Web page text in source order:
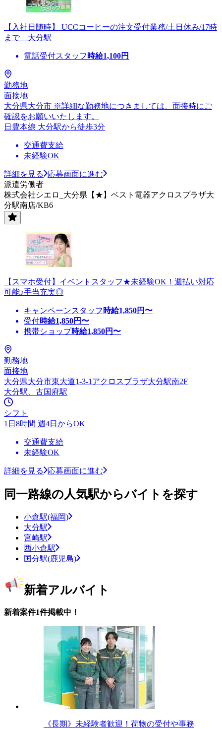
【入社日随時】 UCCコーヒーの注文受付業務/土日休み/17時
まで 大分駅
電話受付スタッフ 時給1,100円
勤務地
面接地
大分県大分市 ※詳細な勤務地につきましては、面接時にご
確認をお願いいたします。
日豊本線 大分駅から徒歩3分
交通費支給
未経験OK
詳細を見る
応募画面に進む
派遣労働者
株式会社シエロ_大分県【★】ベスト電器アクロスプラザ大
分駅南店/KB6
【スマホ受付】イベントスタッフ★未経験OK！週払い対応
可能♪手当充実◎
キャンペーンスタッフ 時給1,850円〜
受付時給1,850円〜
携帯ショップ時給1,850円〜
勤務地
面接地
大分県大分市東大道1-3-1アクロスプラザ大分駅南2F
大分駅、古国府駅
シフト
1日8時間 週4日からOK
交通費支給
未経験OK
詳細を見る 応募画面に進む
同一路線の人気駅からバイトを探す
小倉駅(福岡)
大分駅
宮崎駅
西小倉駅
国分駅(鹿児島)
新着アルバイト
新着案件1件掲載中！
《長期》未経験者歓迎！荷物の受付や事務